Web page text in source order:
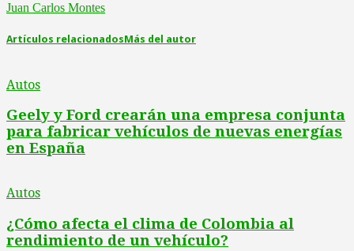
Juan Carlos Montes
Artículos relacionadosMás del autor
Autos
Geely y Ford crearán una empresa conjunta
para fabricar vehículos de nuevas energías
en España
Autos
¿Cómo afecta el clima de Colombia al
rendimiento de un vehículo?